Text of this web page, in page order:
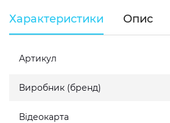
Характеристики Опис
Артикул
Виробник (бренд)
Відеокарта